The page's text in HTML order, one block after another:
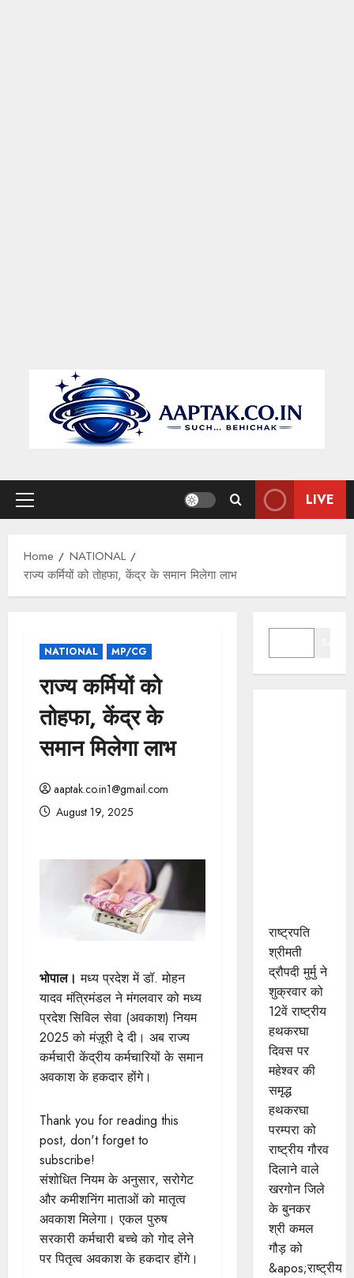
Primary
LIVE
Home
NATIONAL
राज्य कर्मियों को तोहफा, केंद्र के समान मिलेगा लाभ
NATIONAL MP/CG
राज्य कर्मियों को
तोहफा, केंद्र के
समान मिलेगा लाभ
aaptak.co.in1@gmail.com
August 19, 2025
भोपाल।मध्य प्रदेश में डॉ. मोहन
यादव मंत्रिमंडल ने मंगलवार को मध्य
प्रदेश सिविल सेवा (अवकाश) नियम
2025 को मंज़ूरी दे दी। अब राज्य
कर्मचारी केंद्रीय कर्मचारियों के समान
अवकाश के हकदार होंगे।
Thank you for reading this
post, don't forget to
subscribe!
संशोधित नियम के अनुसार, सरोगेट
और कमीशनिंग माताओं को मातृत्व
अवकाश मिलेगा। एकल पुरुष
सरकारी कर्मचारी बच्चे को गोद लेने
पर पितृत्व अवकाश के हकदार होंगे।
राष्ट्रपति
श्रीमती
द्रौपदी मुर्मु ने
शुक्रवार को
12वें राष्ट्रीय
हथकरघा
दिवस पर
महेश्वर की
समृद्ध
हथकरघा
परम्परा को
राष्ट्रीय गौरव
दिलाने वाले
खरगोन जिले
के बुनकर
श्री कमल
गौड़ को
&apos;राष्ट्रीय